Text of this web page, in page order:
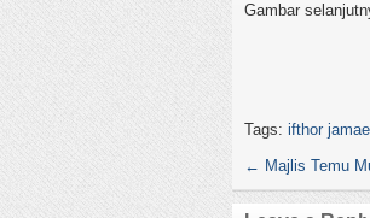
Gambar
Tags: ifthor
← Majlis Temu